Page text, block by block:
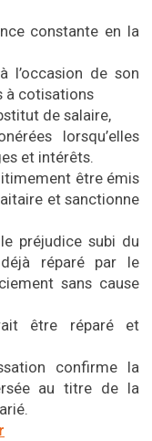
constante en la
l’occasion de son
à cotisations
de salaire,
lorsqu’elles
et intérêts.
être émis
et sanctionne
préjudice subi du
réparé par le
sans cause
être réparé et
confirme la
au titre de la